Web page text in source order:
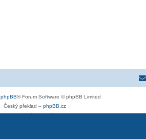
phpBB® Forum Software © phpBB Limited
Český překlad – phpBB.cz
Soukromí|Podmínky